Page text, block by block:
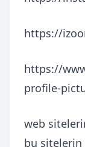
https://
https://
profile-
web
bu sitelerin